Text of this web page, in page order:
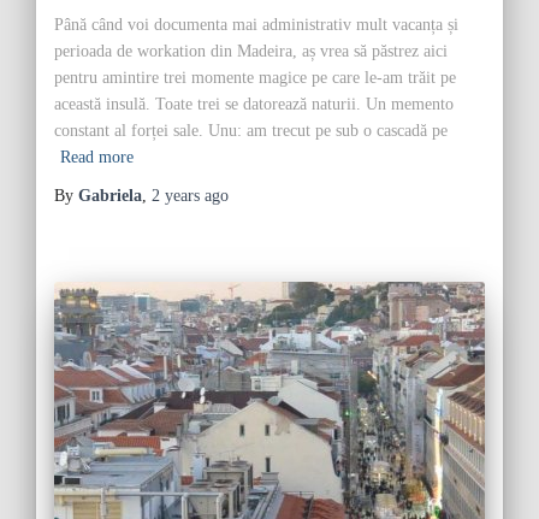
Până când voi documenta mai administrativ mult vacanța și
perioada de workation din Madeira, aș vrea să păstrez aici
pentru amintire trei momente magice pe care le-am trăit pe
această insulă. Toate trei se datorează naturii. Un memento
constant al forței sale. Unu: am trecut pe sub o cascadă pe
Read more
By Gabriela, 2 years ago